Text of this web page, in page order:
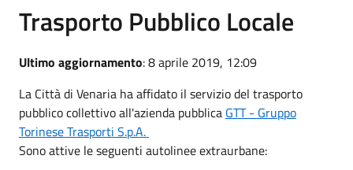
Trasporto Pubblico Locale
Ultimo aggiornamento: 8 aprile 2019, 12:09
La Città di Venaria ha affidato il servizio del trasporto
pubblico collettivo all'azienda pubblica GTT - Gruppo
Torinese Trasporti S.p.A.
Sono attive le seguenti autolinee extraurbane: